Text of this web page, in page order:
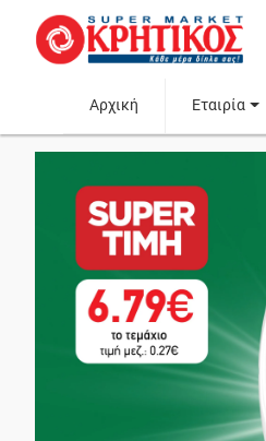
Αρχική Εταιρία